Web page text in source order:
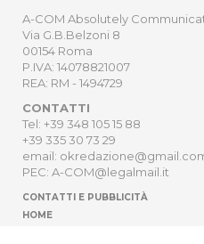
A-COM Absolutely
Via G.B.Belzoni 8
00154 Roma
P.IVA: 14078821007
REA: RM - 1494729
CONTATTI
Tel: +39 348 105 15 88
+39 335 30 73 29
email:
PEC: A-COM@legalmail.it
CONTATTI E PUBBLICITÀ
HOME